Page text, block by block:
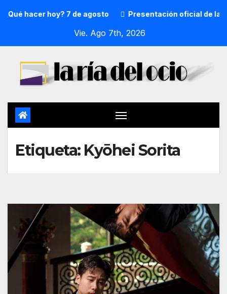
hacer hoy? 7 de agosto Presentación oficial de la
Vie. Ago 7th, 2026
Etiqueta: Kyōhei Sorita